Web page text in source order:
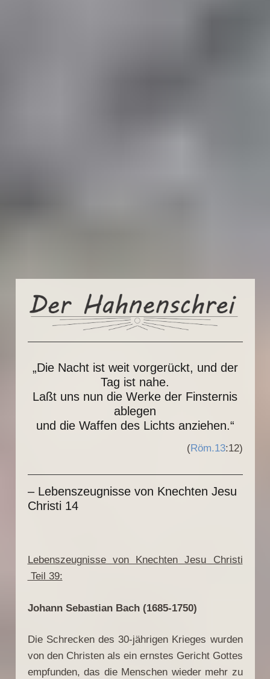
„Die Nacht ist weit vorgerückt, und der
Tag ist nahe.
Laßt uns nun die Werke der Finsternis
ablegen
und die Waffen des Lichts anziehen.“
(Röm.13:12)
– Lebenszeugnisse von Knechten Jesu
Christi 14
Lebenszeugnisse von Knechten Jesu Christi
Teil 39:
Johann Sebastian Bach (1685-1750)
Die Schrecken des 30-jährigen Krieges wurden
von den Christen als ein ernstes Gericht Gottes
empfunden, das die Menschen wieder mehr zu